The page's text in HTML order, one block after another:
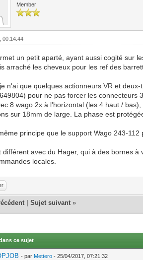
Member
00:14:44
un petit aparté, ayant aussi cogité sur
arraché les cheveux pour les ref des
n'ai que quelques actionneurs VR et
pour ne pas forcer les connecteurs
8 wago 2x à l'horizontal (les 4 haut /
sur 18mm de large. La phase est
principe que le support Wago 243-112
différent avec du Hager, qui à des bornes
locales.
|Sujet suivant »
ce sujet
- par Mettero - 25/04/2017, 07:21:32